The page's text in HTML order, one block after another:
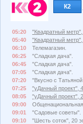
К2
05:20
"Квадратный метр",
05:40
"Квадратный метр",
06:10
Телемагазин.
06:25
"Сладкая дача".
06:45
"Сладкая дача".
07:05
"Сладкая дача".
07:20
"Вкусно с
07:25
"уДачный проект",
08:05
"уДачный проект",
09:00
09:01
"Садовые советы".
09:10
"Шесть соток", 20